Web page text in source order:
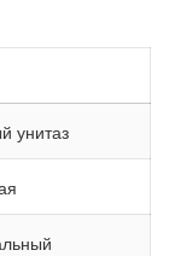
унитаз